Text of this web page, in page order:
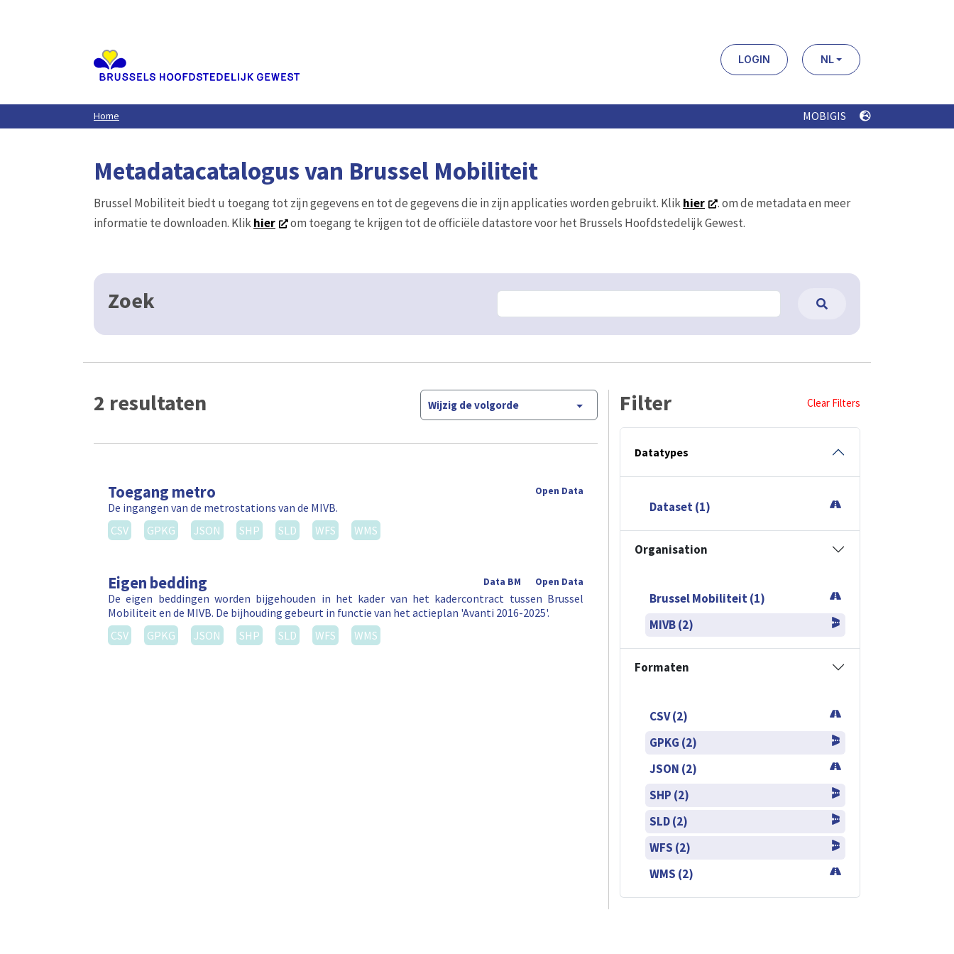
LOGIN NL
Home MOBIGIS
Metadatacatalogus van Brussel Mobiliteit
Brussel Mobiliteit biedt u toegang tot zijn gegevens en tot de gegevens die in zijn applicaties worden gebruikt. Klikhier
. om de metadata en meer
informatie te downloaden. Klikhier om toegang te krijgen tot de officiële datastore voor het Brussels Hoofdstedelijk Gewest.
Zoek
2 resultaten Wijzig de volgorde
Toegang metro Open Data
De ingangen van de metrostations van de MIVB.
CSV
GPKG JSON SHP SLD WFS WMS
Eigen bedding Open Data
Data BM
De eigen beddingen worden bijgehouden in het kader van het kadercontract tussen Brussel
Mobiliteit en de MIVB. De bijhouding gebeurt in functie van het actieplan 'Avanti 2016-2025'.
CSV
GPKG JSON SHP SLD WFS WMS
Filter Clear Filters
Datatypes
Dataset (1)
Organisation
Brussel Mobiliteit (1)
MIVB (2)
Formaten
CSV (2)
GPKG (2)
JSON (2)
SHP (2)
SLD (2)
WFS (2)
WMS (2)